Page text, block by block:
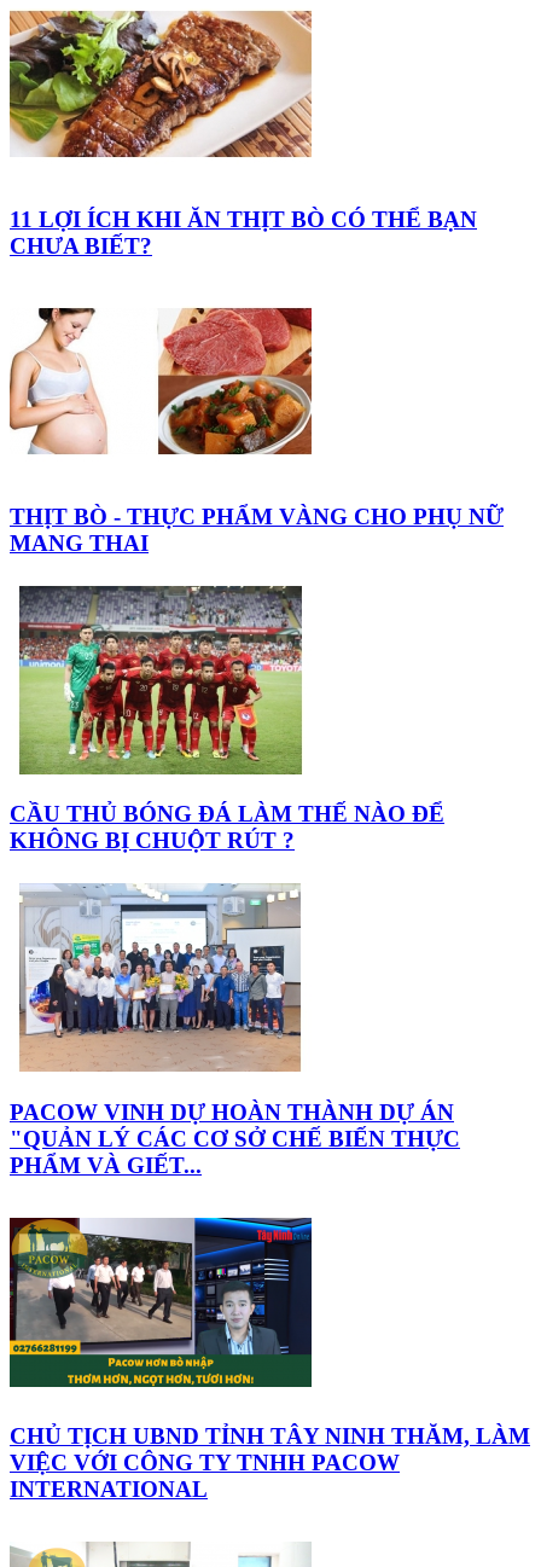
11 LỢI ÍCH KHI ĂN THỊT BÒ CÓ THỂ BẠN
CHƯA BIẾT?
THỊT BÒ - THỰC PHẨM VÀNG CHO PHỤ NỮ
MANG THAI
CẦU THỦ BÓNG ĐÁ LÀM THẾ NÀO ĐỂ
KHÔNG BỊ CHUỘT RÚT ?
PACOW VINH DỰ HOÀN THÀNH DỰ ÁN
"QUẢN LÝ CÁC CƠ SỞ CHẾ BIẾN THỰC
PHẨM VÀ GIẾT...
CHỦ TỊCH UBND TỈNH TÂY NINH THĂM, LÀM
VIỆC VỚI CÔNG TY TNHH PACOW
INTERNATIONAL